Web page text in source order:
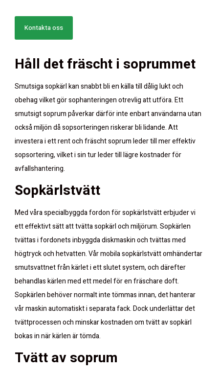
Kontakta oss
Håll det fräscht i soprummet
Smutsiga sopkärl kan snabbt bli en källa till dålig lukt och
obehag vilket gör sophanteringen otrevlig att utföra. Ett
smutsigt soprum påverkar därför inte enbart användarna utan
också miljön då sopsorteringen riskerar bli lidande. Att
investera i ett rent och fräscht soprum leder till mer effektiv
sopsortering, vilket i sin tur leder till lägre kostnader för
avfallshantering.
Sopkärlstvätt
Med våra specialbyggda fordon för sopkärlstvätt erbjuder vi
ett effektivt sätt att tvätta sopkärl och miljörum. Sopkärlen
tvättas i fordonets inbyggda diskmaskin och tvättas med
högtryck och hetvatten. Vår mobila sopkärlstvätt omhändertar
smutsvattnet från kärlet i ett slutet system, och därefter
behandlas kärlen med ett medel för en fräschare doft.
Sopkärlen behöver normalt inte tömmas innan, det hanterar
vår maskin automatiskt i separata fack. Dock underlättar det
tvättprocessen och minskar kostnaden om tvätt av sopkärl
bokas in när kärlen är tömda.
Tvätt av soprum